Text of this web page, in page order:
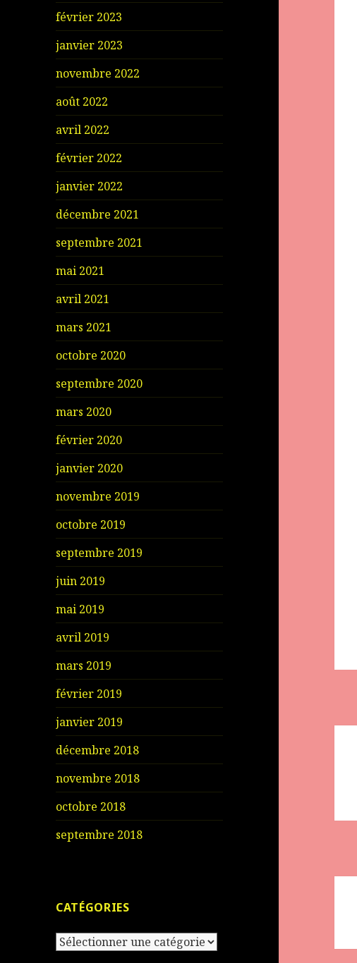
février 2023
janvier 2023
novembre 2022
août 2022
avril 2022
février 2022
janvier 2022
décembre 2021
septembre 2021
mai 2021
avril 2021
mars 2021
octobre 2020
septembre 2020
mars 2020
février 2020
janvier 2020
novembre 2019
octobre 2019
septembre 2019
juin 2019
mai 2019
avril 2019
mars 2019
février 2019
janvier 2019
décembre 2018
novembre 2018
octobre 2018
septembre 2018
CATÉGORIES
Catégories